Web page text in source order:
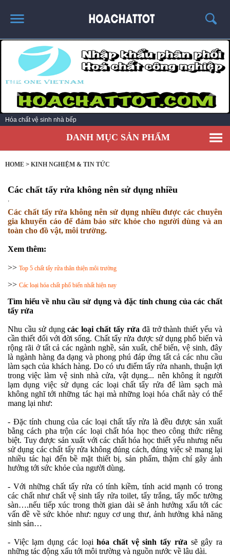
TRANG CHỦ
GIỚI THIỆU
SẢN PHẨM HÓT
KINH NGHIỆM & TIN TỨC
LIÊN HỆ
Hóa chất vệ sinh nhà bếp
DANH MỤC SẢN PHẨM
HOME > KINH NGHIỆM & TIN TỨC
Các chất tẩy rửa không nên sử dụng nhiều
,
Các chất tẩy rửa không nên sử dụng nhiều được các chuyên
gia khuyến cáo để đảm bảo sức khỏe cho người dùng và an
toàn cho đồ vật, môi trường.
Xem thêm:
>> Top 5 chất tẩy rửa thân thiện môi trường
>> Các loại hóa chất phổ biến nhất hiện nay
Tìm hiểu về nhu cầu sử dụng và đặc tính chung của các chất
tẩy rửa
Nhu cầu sử dụngcác loại chất tẩy rửa đã trở thành thiết yếu và
cần thiết đối với đời sống. Chất tẩy rửa được sử dụng phổ biến và
rộng rãi ở tất cả các ngành nghề, sản xuất, chế biến, vệ sinh, đây
là ngành hàng đa dạng và phong phú đáp ứng tất cả các nhu cầu
làm sạch của khách hàng. Do có ưu điểm tẩy rửa nhanh, thuận lợi
trong việc làm vệ sinh nhà cửa, vật dụng... nên không ít người
lạm dụng việc sử dụng các loại chất tẩy rửa để làm sạch mà
không nghĩ tới những tác hại mà những loại hóa chất này có thể
mang lại như:
- Đặc tính chung của các loại chất tẩy rửa là đều được sản xuất
bằng cách pha trộn các loại chất hóa học theo công thức riêng
biệt. Tuy được sản xuất với các chất hóa học thiết yếu nhưng nếu
sử dụng các chất tẩy rửa không đúng cách, đúng việc sẽ mang lại
nhiều tác hại đến bề mặt thiết bị, sản phẩm, thậm chí gây ảnh
hưởng tới sức khỏe của người dùng.
- Với những chất tẩy rửa có tính kiềm, tính acid mạnh có trong
các chất như chất vệ sinh tẩy rửa toilet, tẩy trắng, tẩy mốc tường
sàn….nếu tiếp xúc trong thời gian dài sẽ ảnh hưởng xấu tới các
vấn đề về sức khỏe như: nguy cơ ung thư, ảnh hưởng khả năng
sinh sản…
- Việc lạm dụng các loạihóa chất vệ sinh tẩy rửa sẽ gây ra
những tác động xấu tới môi trường và nguồn nước về lâu dài.